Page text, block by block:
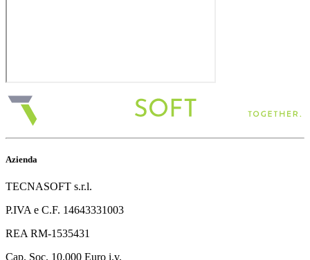
Azienda
TECNASOFT s.r.l.
P.IVA e C.F. 14643331003
REA RM-1535431
Cap. Soc. 10.000 Euro i.v.